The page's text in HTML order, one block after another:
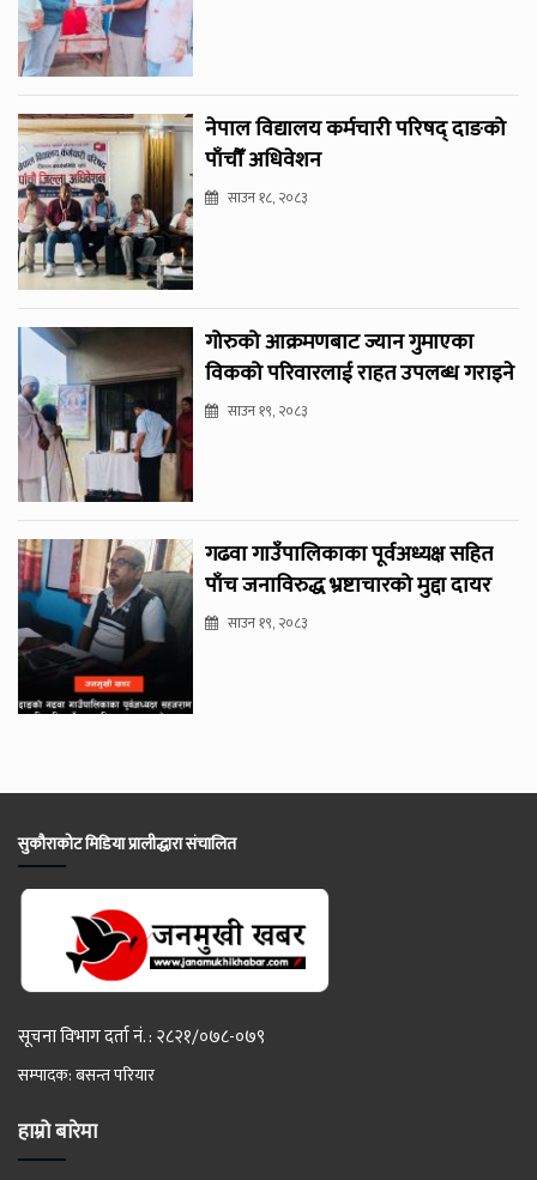
नेपाल विद्यालय कर्मचारी परिषद् दाङको
पाँचौँ अधिवेशन
साउन १८, २०८३
गोरुको आक्रमणबाट ज्यान गुमाएका
विकको परिवारलाई राहत उपलब्ध गराइने
साउन १९, २०८३
गढवा गाउँपालिकाका पूर्वअध्यक्ष सहित
पाँच जनाविरुद्ध भ्रष्टाचारको मुद्दा दायर
साउन १९, २०८३
सुकौराकोट मिडिया प्रालीद्धारा संचालित
सूचना विभाग दर्ता नं. : २८२१/०७८-०७९
सम्पादक: बसन्त परियार
हाम्रो बारेमा